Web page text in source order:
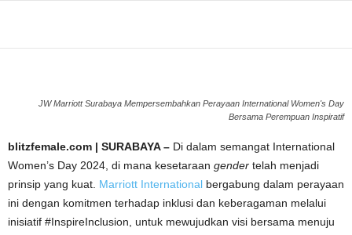
JW Marriott Surabaya Mempersembahkan Perayaan International Women's Day
Bersama Perempuan Inspiratif
blitzfemale.com | SURABAYA – Di dalam semangat International
Women’s Day 2024, di mana kesetaraan gender telah menjadi
prinsip yang kuat. Marriott International bergabung dalam perayaan
ini dengan komitmen terhadap inklusi dan keberagaman melalui
inisiatif #InspireInclusion, untuk mewujudkan visi bersama menuju